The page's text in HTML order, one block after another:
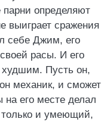
парни определяют
выиграет сражения
себе Джим, его
расы. И его
худшим. Пусть он,
механик, и сможет
на его месте делал
и умеющий,